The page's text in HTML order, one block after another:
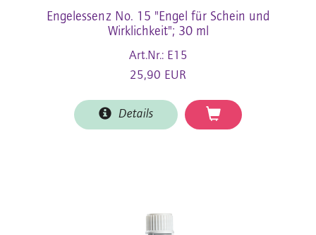
Engelessenz No. 15 "Engel für Schein und
Wirklichkeit"; 30 ml
Art.Nr.: E15
25,90 EUR
Details